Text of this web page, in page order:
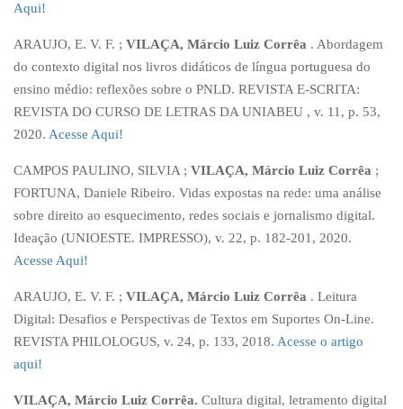
Aqui!
ARAUJO, E. V. F. ; VILAÇA, Márcio Luiz Corrêa . Abordagem
do contexto digital nos livros didáticos de língua portuguesa do
ensino médio: reflexões sobre o PNLD. REVISTA E-SCRITA:
REVISTA DO CURSO DE LETRAS DA UNIABEU , v. 11, p. 53,
2020. Acesse Aqui!
CAMPOS PAULINO, SILVIA ; VILAÇA, Márcio Luiz Corrêa ;
FORTUNA, Daniele Ribeiro. Vidas expostas na rede: uma análise
sobre direito ao esquecimento, redes sociais e jornalismo digital.
Ideação (UNIOESTE. IMPRESSO), v. 22, p. 182-201, 2020.
Acesse Aqui!
ARAUJO, E. V. F. ; VILAÇA, Márcio Luiz Corrêa . Leitura
Digital: Desafios e Perspectivas de Textos em Suportes On-Line.
REVISTA PHILOLOGUS, v. 24, p. 133, 2018. Acesse o artigo
aqui!
VILAÇA, Márcio Luiz Corrêa. Cultura digital, letramento digital